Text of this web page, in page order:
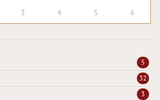
3 4 5 6
5
32
3